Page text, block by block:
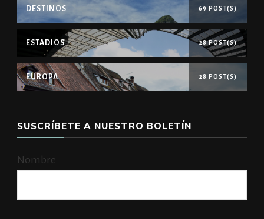
DESTINOS 69 POST(S)
ESTADIOS 28 POST(S)
EUROPA 28 POST(S)
SUSCRÍBETE A NUESTRO BOLETÍN
Nombre